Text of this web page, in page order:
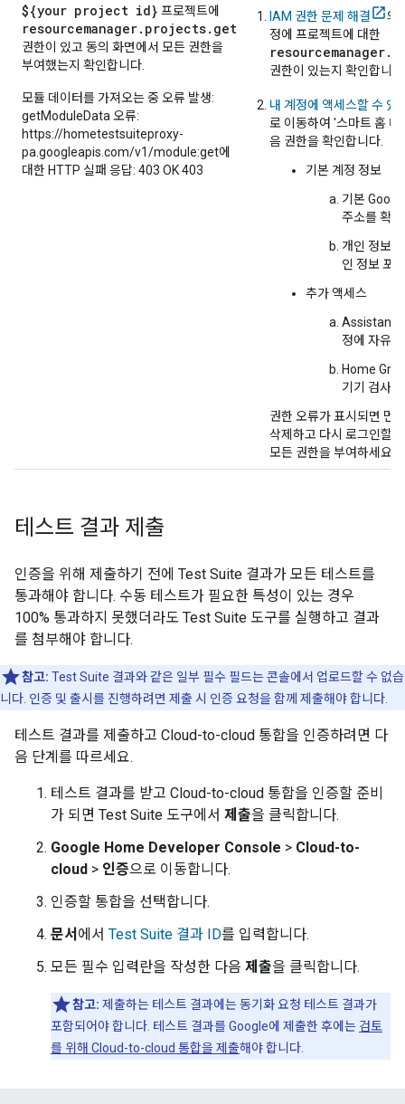
${your project id} 프로젝트에
resourcemanager.projects.get
권한이 있고 동의 화면에서 모든 권한을
부여했는지 확인합니다.
모듈 데이터를 가져오는 중 오류 발생:
getModuleData 오류:
https://hometestsuiteproxy-
pa.googleapis.com/v1/module:get에
대한 HTTP 실패 응답: 403 OK 403
IAM 권한 문제 해결
의
정에 프로젝트에 대한
권한이 있는지 확인합니
내 계정에 액세스할 수 있
로 이동하여 '스마트 홈 테
음 권한을 확인합니다.
기본 계정 정보
기본
주소를 확
개인 정보(
인 정보 포
추가 액세스
Assistant
정에 자유
Home
기기 검사
권한 오류가 표시되면 먼
삭제하고 다시 로그인할
모든 권한을 부여하세요.
테스트 결과 제출
인증을 위해 제출하기 전에 Test Suite 결과가 모든 테스트를
통과해야 합니다. 수동 테스트가 필요한 특성이 있는 경우
100% 통과하지 못했더라도 Test Suite 도구를 실행하고 결과
를 첨부해야 합니다.
참고: Test Suite 결과와 같은 일부 필수 필드는 콘솔에서 업로드할 수 없습
니다. 인증 및 출시를 진행하려면 제출 시 인증 요청을 함께 제출해야 합니다.
테스트 결과를 제출하고 Cloud-to-cloud 통합을 인증하려면 다
음 단계를 따르세요.
테스트 결과를 받고 Cloud-to-cloud 통합을 인증할 준비
가 되면 Test Suite 도구에서 제출을 클릭합니다.
Google Home Developer Console > Cloud-to-
cloud > 인증으로 이동합니다.
인증할 통합을 선택합니다.
문서 에서 Test Suite 결과 ID를 입력합니다.
모든 필수 입력란을 작성한 다음 제출을 클릭합니다.
참고: 제출하는 테스트 결과에는 동기화 요청 테스트 결과가
포함되어야 합니다. 테스트 결과를 Google에 제출한 후에는 검토
를 위해 Cloud-to-cloud 통합을 제출해야 합니다.